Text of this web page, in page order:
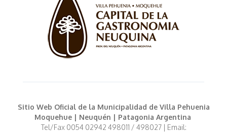
Sitio Web Oficial de la Municipalidad de Villa Pehuenia
Moquehue | Neuquén | Patagonia Argentina
Tel/Fax 0054 02942 498011 / 498027 | Email: